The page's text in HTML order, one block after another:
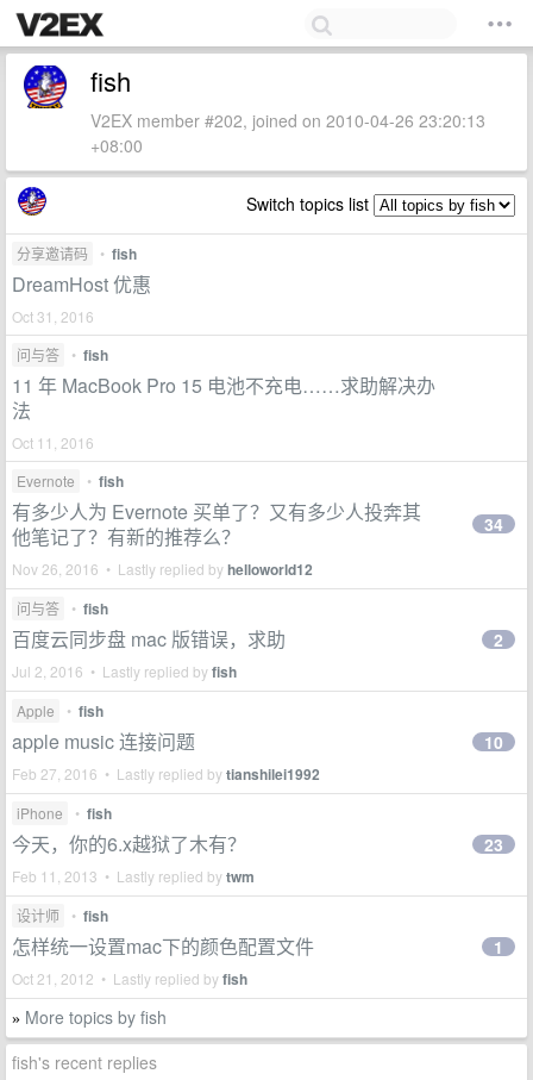
fish
V2EX member #202, joined on 2010-04-26 23:20:13
+08:00
Switch topics list
分享邀请码 • fish
DreamHost 优惠
Oct 31, 2016
问与答
• fish
11 年 MacBook Pro 15 电池不充电……求助解决办
法
Oct 11, 2016
Evernote
• fish
有多少人为 Evernote 买单了？又有多少人投奔其
他笔记了？有新的推荐么？
Nov 26, 2016 • Lastly replied byhelloworld12
34
问与答 • fish
百度云同步盘 mac 版错误，求助
Jul 2, 2016 • Lastly replied byfish
2
Apple • fish
apple music 连接问题
Feb 27, 2016 • Lastly replied bytianshilei1992
10
iPhone • fish
今天，你的6.x越狱了木有？
Feb 11, 2013 • Lastly replied bytwm
23
设计师 • fish
怎样统一设置mac下的颜色配置文件
Oct 21, 2012 • Lastly replied byfish
1
» More topics by fish
fish's recent replies